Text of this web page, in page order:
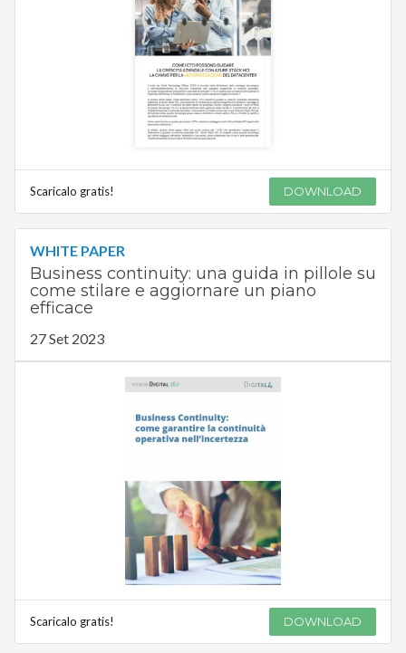
Scaricalo gratis! DOWNLOAD
WHITE PAPER
Business continuity: una guida in pillole su
come stilare e aggiornare un piano
efficace
27 Set 2023
Scaricalo gratis! DOWNLOAD